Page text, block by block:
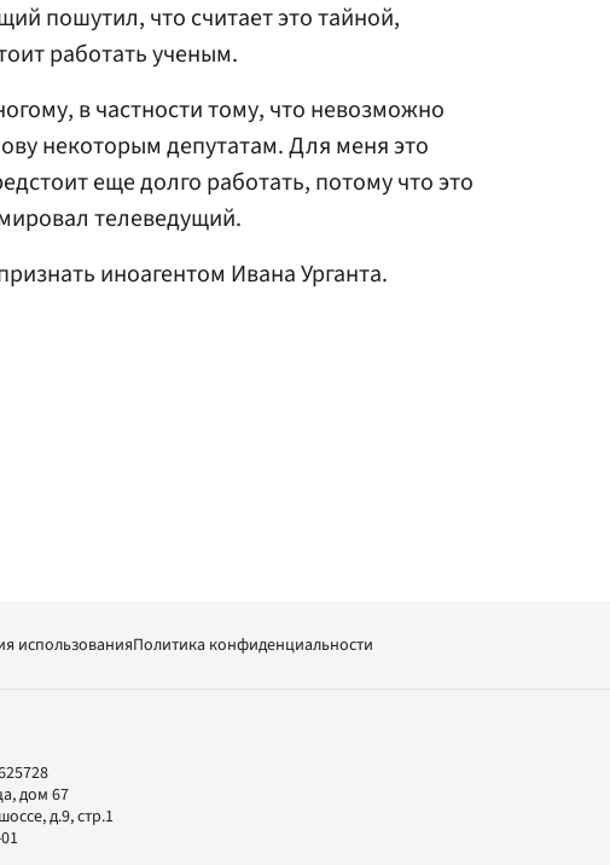
пошутил, что считает это тайной,
работать ученым.
в частности тому, что невозможно
некоторым депутатам. Для меня это
еще долго работать, потому что это
телеведущий.
иноагентом Ивана Урганта.
использованияПолитика конфиденциальности
дом 67
д.9, стр.1